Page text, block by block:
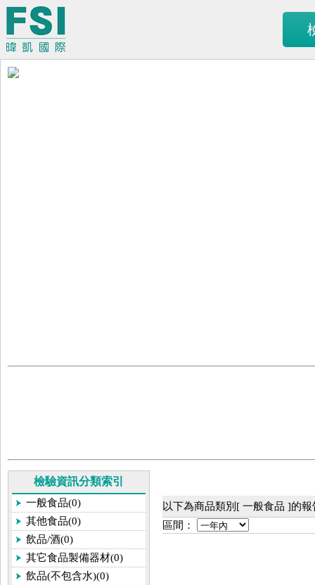
檢驗資訊分類索引
一般食品(0)
其他食品(0)
飲品/酒(0)
其它食品製備器材(0)
飲品(不包含水)(0)
以下為商品類別[ 一般食品 ]的
區間：